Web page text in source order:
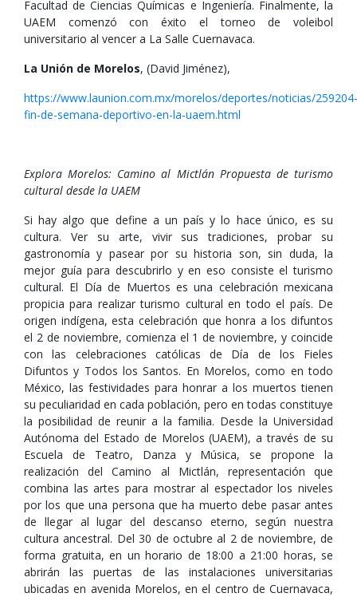
Facultad de Ciencias Químicas e Ingeniería. Finalmente, la
UAEM comenzó con éxito el torneo de voleibol
universitario al vencer a La Salle Cuernavaca.
La Unión de Morelos, (David Jiménez),
https://www.launion.com.mx/morelos/deportes/noticias/259204-
fin-de-semana-deportivo-en-la-uaem.html
Explora Morelos: Camino al Mictlán Propuesta de turismo
cultural desde la UAEM
Si hay algo que define a un país y lo hace único, es su
cultura. Ver su arte, vivir sus tradiciones, probar su
gastronomía y pasear por su historia son, sin duda, la
mejor guía para descubrirlo y en eso consiste el turismo
cultural. El Día de Muertos es una celebración mexicana
propicia para realizar turismo cultural en todo el país. De
origen indígena, esta celebración que honra a los difuntos
el 2 de noviembre, comienza el 1 de noviembre, y coincide
con las celebraciones católicas de Día de los Fieles
Difuntos y Todos los Santos. En Morelos, como en todo
México, las festividades para honrar a los muertos tienen
su peculiaridad en cada población, pero en todas constituye
la posibilidad de reunir a la familia. Desde la Universidad
Autónoma del Estado de Morelos (UAEM), a través de su
Escuela de Teatro, Danza y Música, se propone la
realización del Camino al Mictlán, representación que
combina las artes para mostrar al espectador los niveles
por los que una persona que ha muerto debe pasar antes
de llegar al lugar del descanso eterno, según nuestra
cultura ancestral. Del 30 de octubre al 2 de noviembre, de
forma gratuita, en un horario de 18:00 a 21:00 horas, se
abrirán las puertas de las instalaciones universitarias
ubicadas en avenida Morelos, en el centro de Cuernavaca,